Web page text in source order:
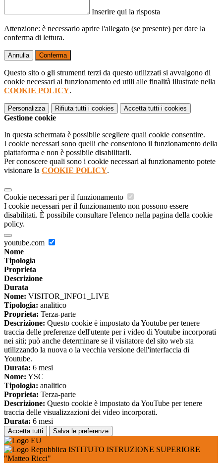
Inserire qui la risposta
Attenzione: è necessario aprire l'allegato (se presente) per dare la
conferma di lettura.
Annulla Conferma
Questo sito o gli strumenti terzi da questo utilizzati si avvalgono di
cookie necessari al funzionamento ed utili alle finalità illustrate nella
COOKIE POLICY.
Personalizza Rifiuta tutti i cookies Accetta tutti i cookies
Gestione cookie
In questa schermata è possibile scegliere quali cookie consentire.
I cookie necessari sono quelli che consentono il funzionamento della
piattaforma e non è possibile disabilitarli.
Per conoscere quali sono i cookie necessari al funzionamento potete
visionare la COOKIE POLICY.
Cookie necessari per il funzionamento
I cookie necessari per il funzionamento non possono essere
disabilitati. È possibile consultare l'elenco nella pagina della cookie
policy.
youtube.com
Nome
Tipologia
Proprieta
Descrizione
Durata
Nome: VISITOR_INFO1_LIVE
Tipologia: analitico
Proprieta: Terza-parte
Descrizione: Questo cookie è impostato da Youtube per tenere
traccia delle preferenze dell'utente per i video di Youtube incorporati
nei siti; può anche determinare se il visitatore del sito web sta
utilizzando la nuova o la vecchia versione dell'interfaccia di
Youtube.
Durata: 6 mesi
Nome: YSC
Tipologia: analitico
Proprieta: Terza-parte
Descrizione: Questo cookie è impostato da YouTube per tenere
traccia delle visualizzazioni dei video incorporati.
Durata: 6 mesi
Accetta tutti Salva le preferenze
ISTITUTO ISTRUZIONE SUPERIORE
"Matteo Ricci"